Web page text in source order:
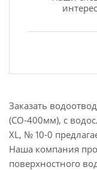
Заказать
(СО-400мм), с
XL, № 10-0
Наша компания
поверхностного